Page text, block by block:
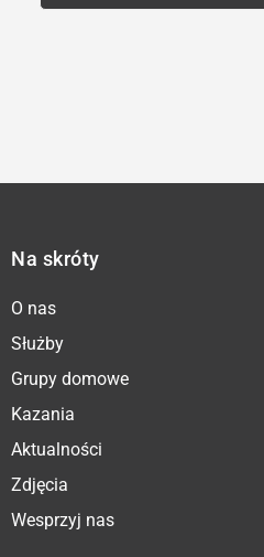
Na skróty
O nas
Służby
Grupy domowe
Kazania
Aktualności
Zdjęcia
Wesprzyj nas